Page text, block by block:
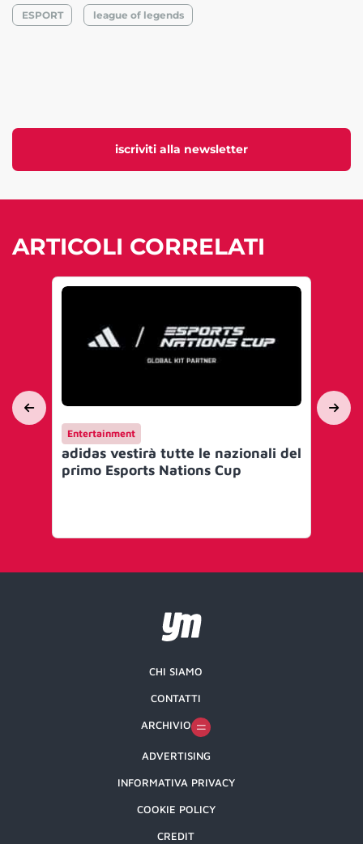
iscriviti alla newsletter
ESPORT league of legends
ARTICOLI CORRELATI
Entertainment
adidas vestirà tutte le nazionali del
primo Esports Nations Cup
CHI SIAMO
CONTATTI
ARCHIVIO
ADVERTISING
INFORMATIVA PRIVACY
COOKIE POLICY
CREDIT